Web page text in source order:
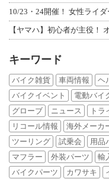
10/23・24開催！ 女性ライ
【ヤマハ】初心者が主役！
キーワード
バイク雑貨 車両情報 ヘ
バイクイベント
電動バイ
グローブ
ニュース トラ
リコール情報
海外メーカ
ツーリング
試乗会 用品
マフラー
外装パーツ 輸
バイクパーツ
カワサキ